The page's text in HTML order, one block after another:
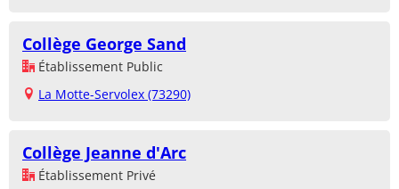
Collège George Sand
Établissement Public
La Motte-Servolex (73290)
Collège Jeanne d'Arc
Établissement Privé